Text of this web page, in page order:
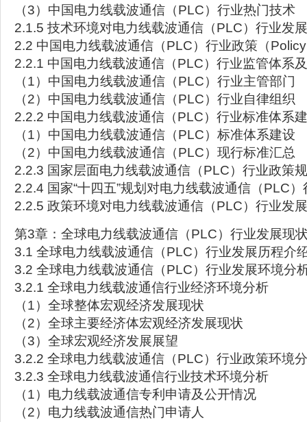
（3）中国电力线载波通信（PLC）行业热门技术
2.1.5 技术环境对电力线载波通信（PLC）行业发
2.2 中国电力线载波通信（PLC）行业政策（
2.2.1 中国电力线载波通信（PLC）行业监管体系
（1）中国电力线载波通信（PLC）行业主管部门
（2）中国电力线载波通信（PLC）行业自律组织
2.2.2 中国电力线载波通信（PLC）行业标准体系
（1）中国电力线载波通信（PLC）标准体系建设
（2）中国电力线载波通信（PLC）现行标准汇总
2.2.3 国家层面电力线载波通信（PLC）行业政策
2.2.4 国家“十四五”规划对电力线载波通信（PLC
2.2.5 政策环境对电力线载波通信（PLC）行业发
第3章：全球电力线载波通信（PLC）行业发展现
3.1 全球电力线载波通信（PLC）行业发展历程介
3.2 全球电力线载波通信（PLC）行业发展环境分
3.2.1 全球电力线载波通信行业经济环境分析
（1）全球整体宏观经济发展现状
（2）全球主要经济体宏观经济发展现状
（3）全球宏观经济发展展望
3.2.2 全球电力线载波通信（PLC）行业政策环境
3.2.3 全球电力线载波通信行业技术环境分析
（1）电力线载波通信专利申请及公开情况
（2）电力线载波通信热门申请人